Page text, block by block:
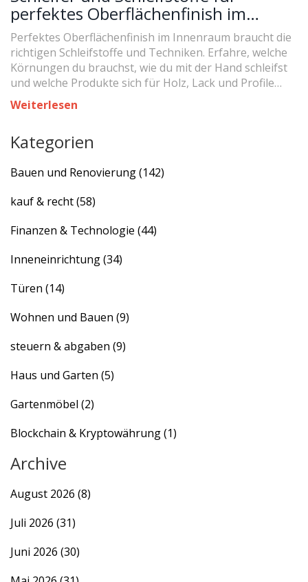
perfektes Oberflächenfinish im
Innenraum: Die richtige Wahl für
Holz, Lack und Profile
Perfektes Oberflächenfinish im Innenraum braucht die
richtigen Schleifstoffe und Techniken. Erfahre, welche
Körnungen du brauchst, wie du mit der Hand schleifst
und welche Produkte sich für Holz, Lack und Profile
wirklich lohnen.
Weiterlesen
Kategorien
Bauen und Renovierung(142)
kauf & recht(58)
Finanzen & Technologie (44)
Inneneinrichtung(34)
Türen (14)
Wohnen und Bauen (9)
steuern & abgaben (9)
Haus und Garten (5)
Gartenmöbel (2)
Blockchain & Kryptowährung(1)
Archive
August 2026 (8)
Juli 2026 (31)
Juni 2026 (30)